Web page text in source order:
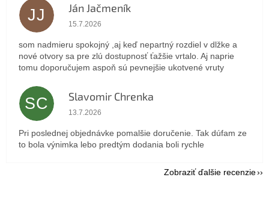
JJ Ján Jačmeník
Hodnotenie obchodu je 5 z 5 hviezdičiek.
15.7.2026
som nadmieru spokojný ,aj keď nepartný rozdiel v dlžke a
nové otvory sa pre zlú dostupnosť ťažšie vrtalo. Aj naprie
tomu doporučujem aspoň sú pevnejšie ukotvené vruty
SC Slavomir Chrenka
Hodnotenie obchodu je 5 z 5 hviezdičiek.
13.7.2026
Pri poslednej objednávke pomalšie doručenie. Tak dúfam ze
to bola výnimka lebo predtým dodania boli rychle
Zobraziť ďalšie recenzie